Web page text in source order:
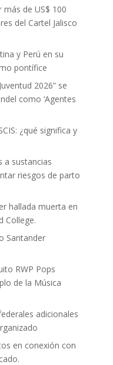
más de US$ 100
del Cartel Jalisco
y Perú en su
pontífice
2026” se
como ‘Agentes
¿qué significa y
a sustancias
riesgos de parto
hallada muerta en
College.
Santander
RWP Pops
de la Música
adicionales
en conexión con